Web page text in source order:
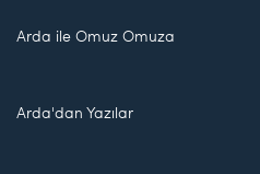
Arda ile Omuz Omuza
Arda'dan Yazılar